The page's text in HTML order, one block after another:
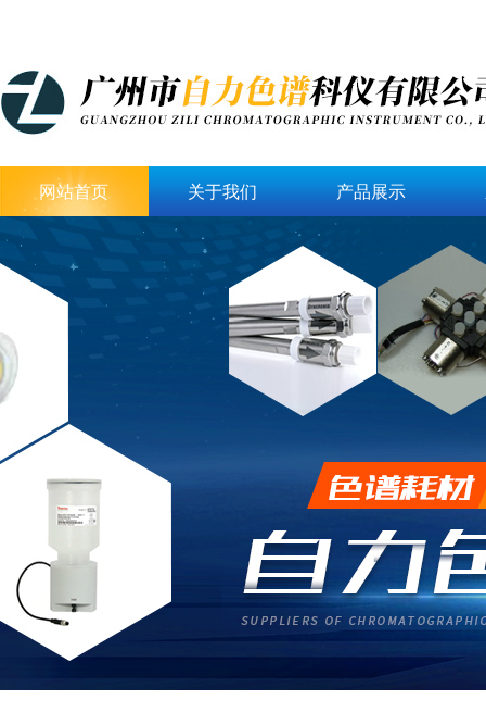
网站首页 关于我们 产品展示